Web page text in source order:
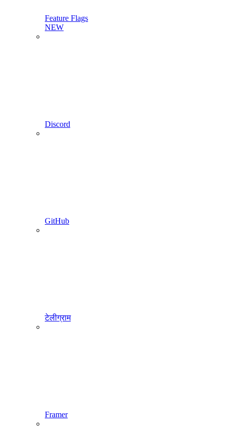
Feature Flags
NEW
Discord
GitHub
टेलीग्राम
Framer